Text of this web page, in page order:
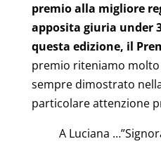
premio alla migliore
apposita giuria under
questa edizione, il
premio riteniamo molto
sempre dimostrato
particolare attenzione
A Luciana